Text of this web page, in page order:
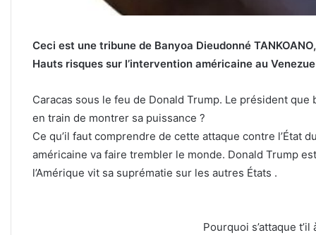
Ceci est une tribune de Banyoa Dieudonné
Hauts risques sur l’intervention américaine au
Caracas sous le feu de Donald Trump. Le président que
en train de montrer sa puissance ?
Ce qu’il faut comprendre de cette attaque contre l’État
américaine va faire trembler le monde. Donald Trump
l’Amérique vit sa suprématie sur les autres États .
Pourquoi s’attaque t’il